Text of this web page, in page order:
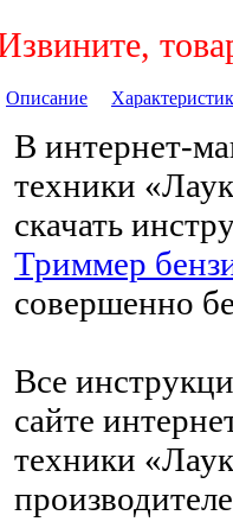
Описание
В интернет-
техники
скачать
Триммер
совершенно
Все
сайте
техники